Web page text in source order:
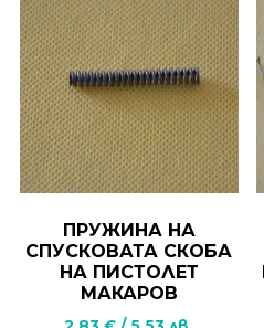
ПРУЖИНА НА
СПУСКОВАТА СКОБА
НА ПИСТОЛЕТ
МАКАРОВ